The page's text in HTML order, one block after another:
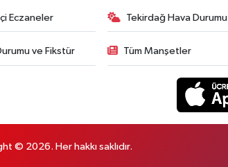
Eczaneler Tekirdağ Hava Durumu
ve Fikstür Tüm Manşetler
© 2026. Her hakkı saklıdır.